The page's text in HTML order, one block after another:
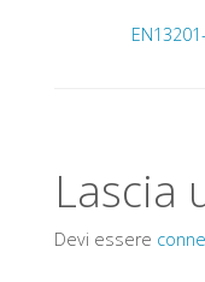
Lascia
Devi essere